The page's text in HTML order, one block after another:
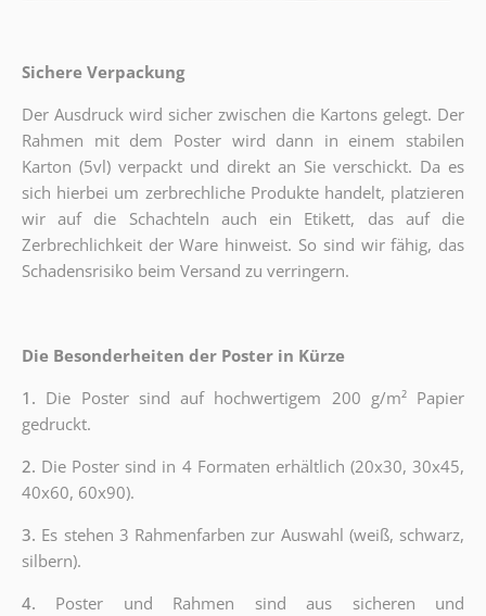
Sichere Verpackung
Der Ausdruck wird sicher zwischen die Kartons gelegt. Der
Rahmen mit dem Poster wird dann in einem stabilen
Karton (5vl) verpackt und direkt an Sie verschickt. Da es
sich hierbei um zerbrechliche Produkte handelt, platzieren
wir auf die Schachteln auch ein Etikett, das auf die
Zerbrechlichkeit der Ware hinweist. So sind wir fähig, das
Schadensrisiko beim Versand zu verringern.
Die Besonderheiten der Poster in Kürze
1. Die Poster sind auf hochwertigem 200 g/m² Papier
gedruckt.
2. Die Poster sind in 4 Formaten erhältlich (20x30, 30x45,
40x60, 60x90).
3. Es stehen 3 Rahmenfarben zur Auswahl (weiß, schwarz,
silbern).
4. Poster und Rahmen sind aus sicheren und